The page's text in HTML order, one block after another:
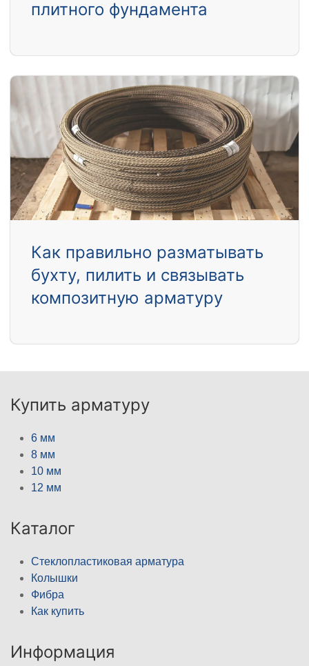
плитного фундамента
Как правильно разматывать
бухту, пилить и связывать
композитную арматуру
Купить арматуру
6 мм
8 мм
10 мм
12 мм
Каталог
Стеклопластиковая арматура
Колышки
Фибра
Как купить
Информация